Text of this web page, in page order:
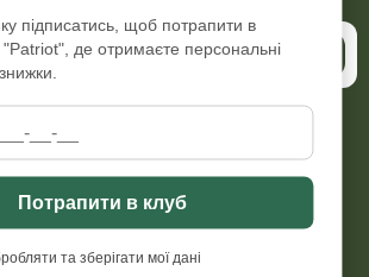
підписатись, щоб потрапити в
"Patriot", де отримаєте персональні
Потрапити в клуб
та зберігати мої дані
Підписатись
Пн-Пт з 09:00 до 18:00
10:00 до 15:30, Нд-вихідний
+38 (066) 298 76 92